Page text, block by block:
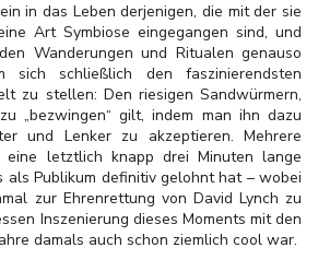
in das Leben derjenigen, die mit der sie
Art Symbiose eingegangen sind, und
Wanderungen und Ritualen genauso
schließlich den faszinierendsten
zu stellen: Den riesigen Sandwürmern,
„bezwingen“ gilt, indem man ihn dazu
und Lenker zu akzeptieren. Mehrere
letztlich knapp drei Minuten lange
als Publikum definitiv gelohnt hat – wobei
zur Ehrenrettung von David Lynch zu
Inszenierung dieses Moments mit den
damals auch schon ziemlich cool war.